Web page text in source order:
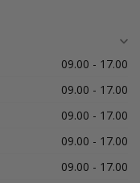
09.00 - 17.00
09.00 - 17.00
09.00 - 17.00
09.00 - 17.00
09.00 - 17.00